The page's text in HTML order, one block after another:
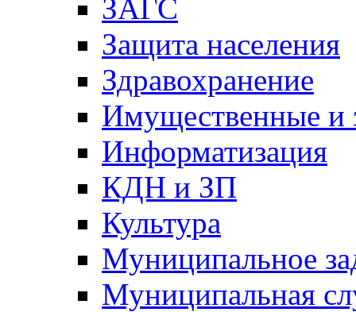
ЗАГС
Защита населения
Здравохранение
Имущественные и
Информатизация
КДН и ЗП
Культура
Муниципальное
Муниципальная